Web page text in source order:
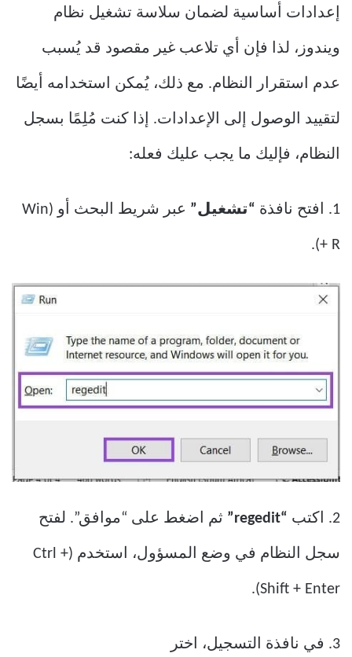
إعدادات أساسية لضمان سلاسة تشغيل نظام
ويندوز، لذا فإن أي تلاعب غير مقصود قد يُسبب
عدم استقرار النظام. مع ذلك، يُمكن استخدامه أيضًا
لتقييد الوصول إلى الإعدادات. إذا كنت مُلِمًا بسجل
النظام، فإليك ما يجب عليك فعله:
1. افتح نافذة “تشغيل” عبر شريط البحث أو (Win
+ R).
2. اكتب “regedit” ثم اضغط على “موافق”. لفتح
سجل النظام في وضع المسؤول، استخدم (Ctrl +
Shift + Enter).
3. في نافذة التسجيل، اختر